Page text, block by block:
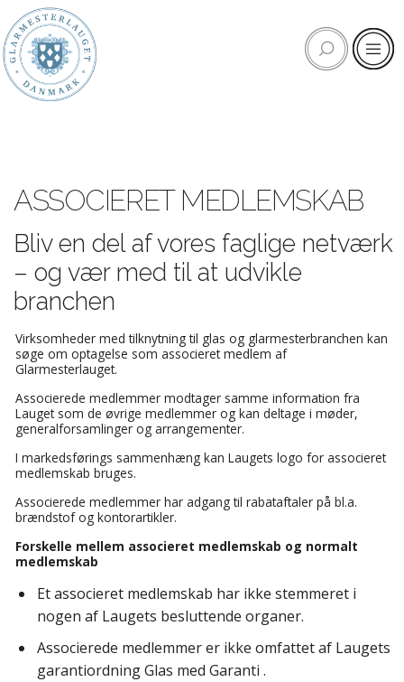
ASSOCIERET MEDLEMSKAB
Bliv en del af vores faglige netværk
– og vær med til at udvikle
branchen
Virksomheder med tilknytning til glas og glarmesterbranchen kan
søge om optagelse som associeret medlem af
Glarmesterlauget.
Associerede medlemmer modtager samme information fra
Lauget som de øvrige medlemmer og kan deltage i møder,
generalforsamlinger og arrangementer.
I markedsførings sammenhæng kan Laugets logo for associeret
medlemskab bruges.
Associerede medlemmer har adgang til rabataftaler på bl.a.
brændstof og kontorartikler.
Forskelle mellem associeret medlemskab og normalt
medlemskab
Et associeret medlemskab har ikke stemmeret i
nogen af Laugets besluttende organer.
Associerede medlemmer er ikke omfattet af Laugets
garantiordning Glas med Garanti .